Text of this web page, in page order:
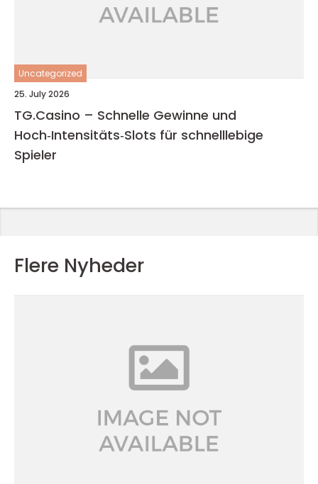
Uncategorized
25. July 2026
TG.Casino – Schnelle Gewinne und
Hoch‑Intensitäts‑Slots für schnelllebige
Spieler
Flere Nyheder